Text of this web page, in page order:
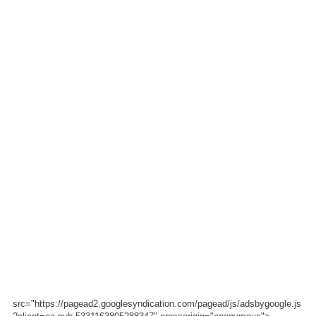
src="https://pagead2.googlesyndication.com/pagead/js/adsbygoogle.js